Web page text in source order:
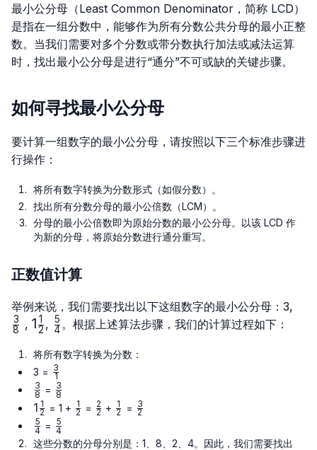
最小公分母（Least Common Denominator，简称 LCD）
是指在一组分数中，能够作为所有分数公共分母的最小正整
数。当我们需要对多个分数或带分数执行加法或减法运算
时，找出最小公分母是进行“通分”不可或缺的关键步骤。
如何寻找最小公分母
要计算一组数字的最小公分母，请按照以下三个标准步骤进
行操作：
将所有数字转换为分数形式（如假分数）。
找出所有分数分母的最小公倍数（LCM）。
分母的最小公倍数即为原始分数的最小公分母。以该 LCD 作
为新的分母，将原始分数进行通分重写。
正数值计算
举例来说，我们需要找出以下这组数字的最小公分母：3,
8
3 , 1\frac{1}
1 2
1 , \frac{5}
4
5 。根据上述算法步骤，我们的计算过程如下：
将所有数字转换为分数：
3 = \frac{3}
{1}
1
3
\frac{3}
{8}
8
3 = \frac{3}
{8}
8
3
1\frac{1}
{2}
1 2
1 = 1 + \frac{1}
2
1 = \frac{2}
2
2 + \frac{1}
2
1 = \frac{3}
2
3
\frac{5}
{4}
4
5 = \frac{5}
{4}
4
5
这些分数的分母分别是：1、8、2、4。因此，我们需要找出